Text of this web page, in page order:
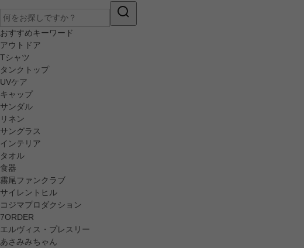
おすすめキーワード
アウトドア
Tシャツ
タンクトップ
UVケア
キャップ
サンダル
リネン
サングラス
インテリア
タオル
食器
霧尾ファンクラブ
サイレントヒル
コジマプロダクション
7ORDER
エルヴィス・プレスリー
あさみみちゃん